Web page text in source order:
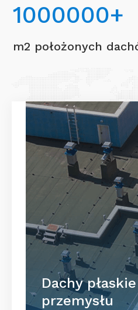
1000000+
m2 położonych
Dachy
przemysłu